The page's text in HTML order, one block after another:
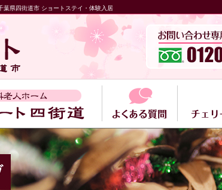
県四街道市 ショートステイ・体験入居